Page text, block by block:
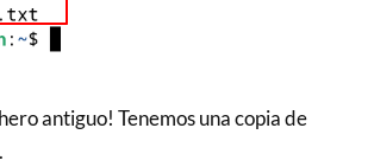
antiguo! Tenemos una copia de